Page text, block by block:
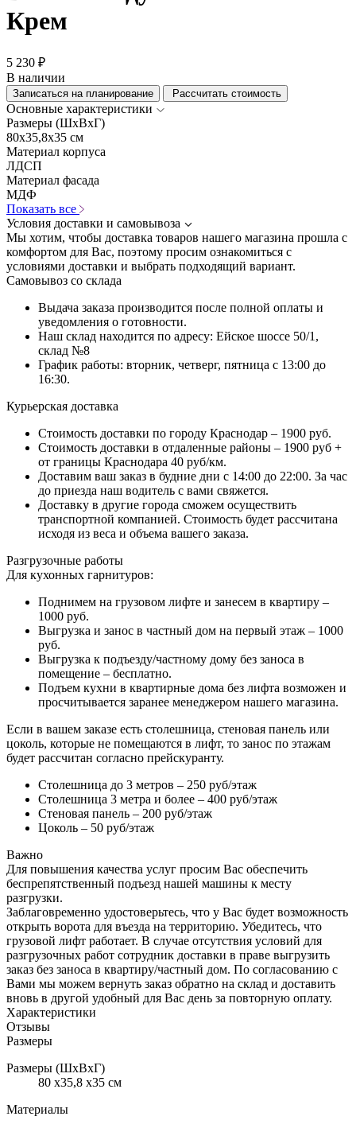
Крем
5 230 ₽
В наличии
Записаться на планирование Рассчитать стоимость
Основные характеристики
Размеры (ШхВхГ)
80x35,8x35 см
Материал корпуса
ЛДСП
Материал фасада
МДФ
Показать все
Условия доставки и самовывоза
Мы хотим, чтобы доставка товаров нашего магазина прошла с
комфортом для Вас, поэтому просим ознакомиться с
условиями доставки и выбрать подходящий вариант.
Самовывоз со склада
Выдача заказа производится после полной оплаты и
уведомления о готовности.
Наш склад находится по адресу: Ейское шоссе 50/1,
склад №8
График работы: вторник, четверг, пятница с 13:00 до
16:30.
Курьерская доставка
Стоимость доставки по городу Краснодар – 1900 руб.
Стоимость доставки в отдаленные районы – 1900 руб +
от границы Краснодара 40 руб/км.
Доставим ваш заказ в будние дни с 14:00 до 22:00. За час
до приезда наш водитель с вами свяжется.
Доставку в другие города сможем осуществить
транспортной компанией. Стоимость будет рассчитана
исходя из веса и объема вашего заказа.
Разгрузочные работы
Для кухонных гарнитуров:
Поднимем на грузовом лифте и занесем в квартиру –
1000 руб.
Выгрузка и занос в частный дом на первый этаж – 1000
руб.
Выгрузка к подъезду/частному дому без заноса в
помещение – бесплатно.
Подъем кухни в квартирные дома без лифта возможен и
просчитывается заранее менеджером нашего магазина.
Если в вашем заказе есть столешница, стеновая панель или
цоколь, которые не помещаются в лифт, то занос по этажам
будет рассчитан согласно прейскуранту.
Столешница до 3 метров – 250 руб/этаж
Столешница 3 метра и более – 400 руб/этаж
Стеновая панель – 200 руб/этаж
Цоколь – 50 руб/этаж
Важно
Для повышения качества услуг просим Вас обеспечить
беспрепятственный подъезд нашей машины к месту
разгрузки.
Заблаговременно удостоверьтесь, что у Вас будет возможность
открыть ворота для въезда на территорию. Убедитесь, что
грузовой лифт работает. В случае отсутствия условий для
разгрузочных работ сотрудник доставки в праве выгрузить
заказ без заноса в квартиру/частный дом. По согласованию с
Вами мы можем вернуть заказ обратно на склад и доставить
вновь в другой удобный для Вас день за повторную оплату.
Характеристики
Отзывы
Размеры
Размеры (ШхВхГ)
80 x35,8 x35 см
Материалы